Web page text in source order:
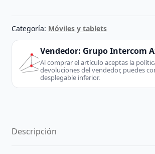
Medidas
27,8cm
16,9cm
ancho
Categoría: Móviles y tablets
Vendedor: Grupo Intercom
Al comprar el artículo aceptas la
devoluciones del vendedor, puedes
desplegable inferior.
Descripción